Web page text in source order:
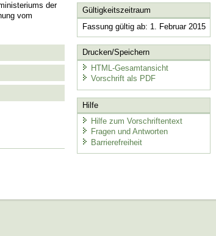
der
vom
Gültigkeitszeitraum
Fassung gültig ab: 1. Februar 2015
Drucken/Speichern
HTML-Gesamtansicht
Vorschrift als PDF
Hilfe
Hilfe zum Vorschriftentext
Fragen und Antworten
Barrierefreiheit